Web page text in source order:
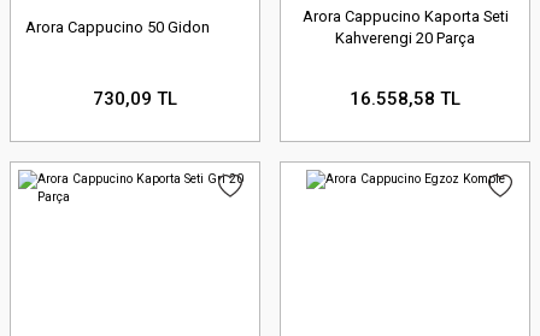
Arora Cappucino 50 Gidon
730,09 TL
Arora Cappucino Kaporta Seti
Kahverengi 20 Parça
16.558,58 TL